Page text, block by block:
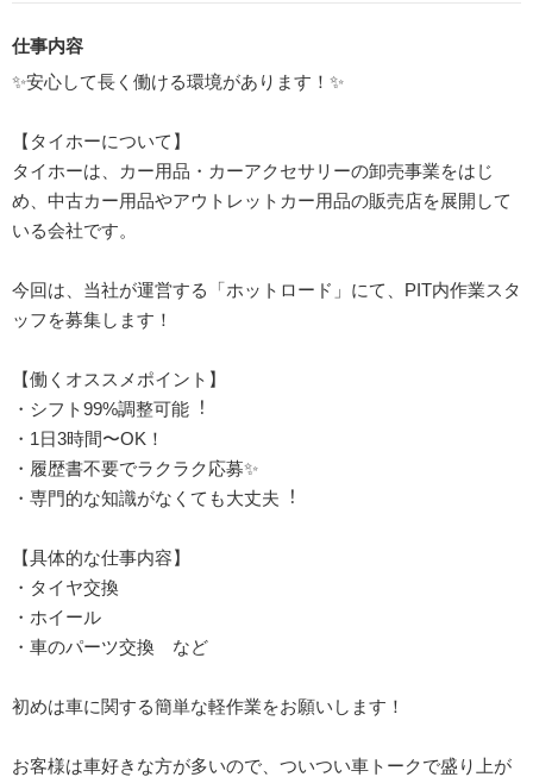
仕事内容
✨安心して長く働ける環境があります！✨
【タイホーについて】
タイホーは、カー用品・カーアクセサリーの卸売事業をはじ
め、中古カー用品やアウトレットカー用品の販売店を展開して
いる会社です。
今回は、当社が運営する「ホットロード」にて、PIT内作業スタ
ッフを募集します！
【働くオススメポイント】
・シフト99%調整可能︕
・1日3時間〜OK！
・履歴書不要でラクラク応募✨
・専門的な知識がなくても大丈夫︕
【具体的な仕事内容】
・タイヤ交換
・ホイール
・車のパーツ交換 など
初めは車に関する簡単な軽作業をお願いします！
お客様は車好きな方が多いので、ついつい車トークで盛り上が